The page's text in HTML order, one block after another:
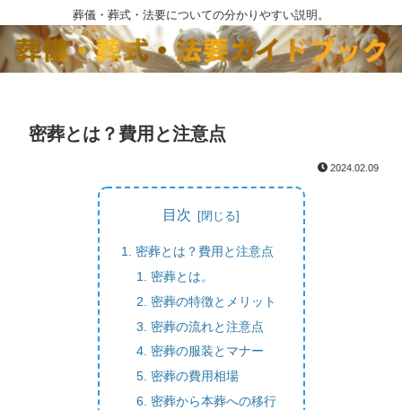
葬儀・葬式・法要についての分かりやすい説明。
密葬とは？費用と注意点
2024.02.09
目次
密葬とは？費用と注意点
密葬とは。
密葬の特徴とメリット
密葬の流れと注意点
密葬の服装とマナー
密葬の費用相場
密葬から本葬への移行